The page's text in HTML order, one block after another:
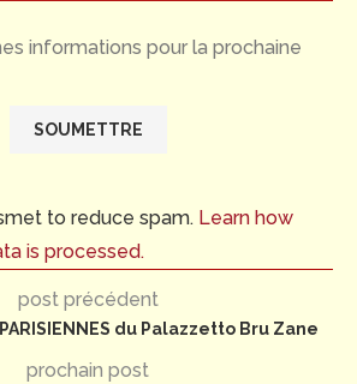
informations pour la prochaine
to reduce spam. Learn how
is processed.
post précédent
du Palazzetto Bru Zane
prochain post